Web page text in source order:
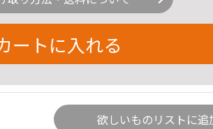
ートに入れる
欲しいものリストに追